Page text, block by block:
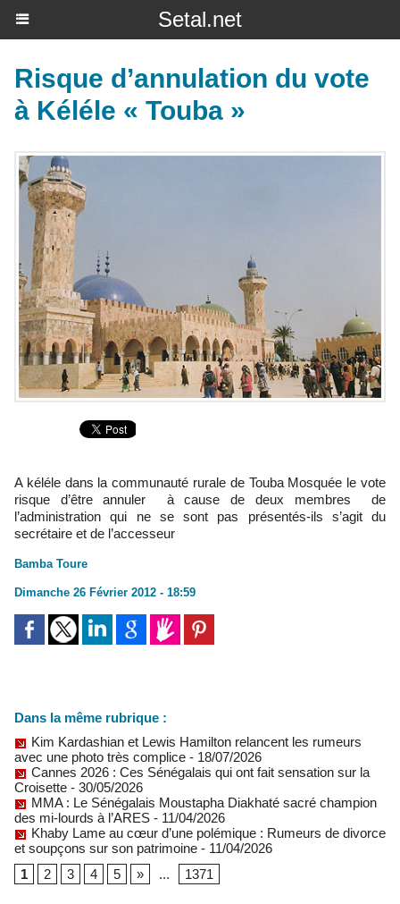
Setal.net
Risque d’annulation du vote
à Kéléle « Touba »
A kéléle dans la communauté rurale de Touba Mosquée le vote
risque d’être annuler à cause de deux membres de
l’administration qui ne se sont pas présentés-ils s’agit du
secrétaire et de l’accesseur
Bamba Toure
Dimanche 26 Février 2012 - 18:59
Dans la même rubrique :
Kim Kardashian et Lewis Hamilton relancent les rumeurs
avec une photo très complice - 18/07/2026
Cannes 2026 : Ces Sénégalais qui ont fait sensation sur la
Croisette - 30/05/2026
MMA : Le Sénégalais Moustapha Diakhaté sacré champion
des mi-lourds à l’ARES - 11/04/2026
Khaby Lame au cœur d’une polémique : Rumeurs de divorce
et soupçons sur son patrimoine - 11/04/2026
1
2 3 4 5 » ... 1371